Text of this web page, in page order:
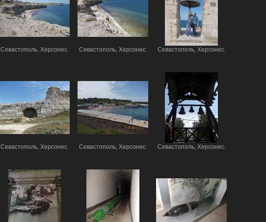
Севастополь, Херсонес. Севастополь, Херсонес. Севастополь, Херсонес.
Севастополь, Херсонес. Севастополь, Херсонес. Севастополь, Херсонес.